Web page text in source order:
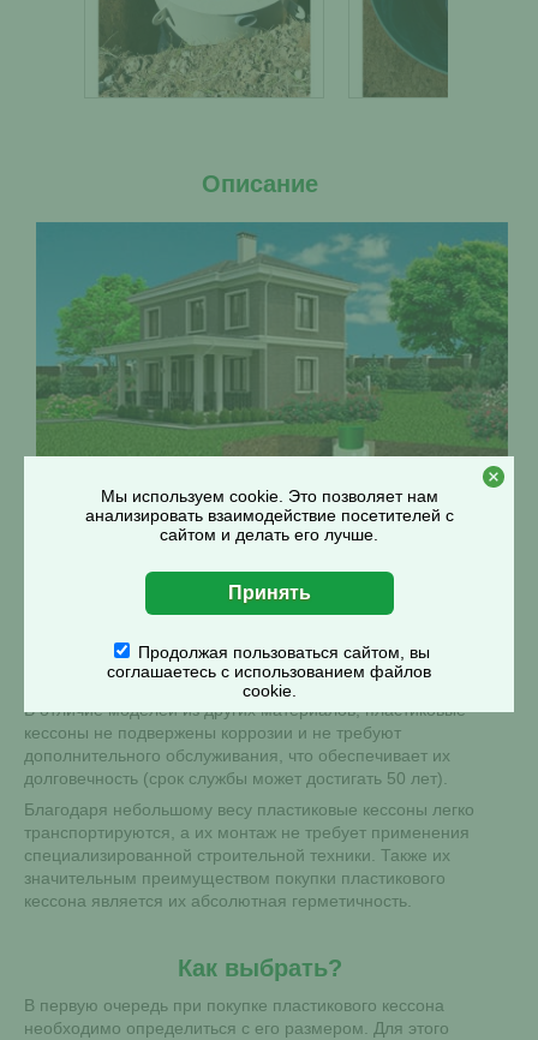
Описание
которая применяется при обустройстве скважин для
защиты труб и сопутствующего оборудования от
и паводковых вод, а также облегчающая техническое
обслуживание установленного оборудования.
В отличие моделей из других материалов, пластиковые
кессоны не подвержены коррозии и не требуют
дополнительного обслуживания, что обеспечивает их
долговечность (срок службы может достигать 50 лет).
Благодаря небольшому весу пластиковые кессоны легко
транспортируются, а их монтаж не требует применения
специализированной строительной техники. Также их
значительным преимуществом покупки пластикового
кессона является их абсолютная герметичность.
Как выбрать?
В первую очередь при покупке пластикового кессона
необходимо определиться с его размером. Для этого
Мы используем cookie. Это позволяет нам
анализировать взаимодействие посетителей с
сайтом и делать его лучше.
Продолжая пользоваться сайтом, вы
соглашаетесь с использованием файлов
cookie.